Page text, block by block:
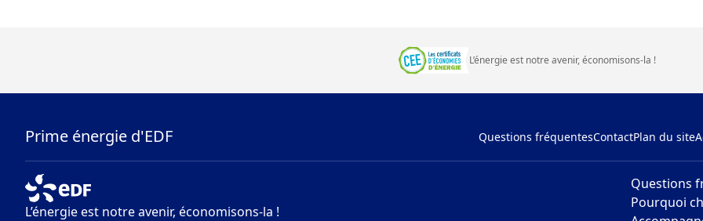
L’énergie est notre avenir, économisons‑la !
Prime énergie d'EDF Questions fréquentesContactPlan du site
L’énergie est notre avenir, économisons-la !
Questions
Pourquoi